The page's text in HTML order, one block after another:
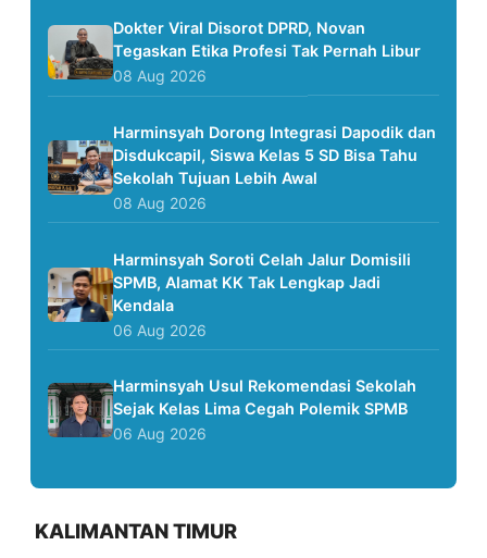
Dokter Viral Disorot DPRD, Novan
Tegaskan Etika Profesi Tak Pernah Libur
08 Aug 2026
Harminsyah Dorong Integrasi Dapodik dan
Disdukcapil, Siswa Kelas 5 SD Bisa Tahu
Sekolah Tujuan Lebih Awal
08 Aug 2026
Harminsyah Soroti Celah Jalur Domisili
SPMB, Alamat KK Tak Lengkap Jadi
Kendala
06 Aug 2026
Harminsyah Usul Rekomendasi Sekolah
Sejak Kelas Lima Cegah Polemik SPMB
06 Aug 2026
KALIMANTAN TIMUR